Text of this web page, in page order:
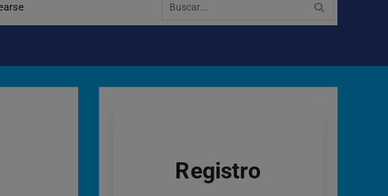
Registro